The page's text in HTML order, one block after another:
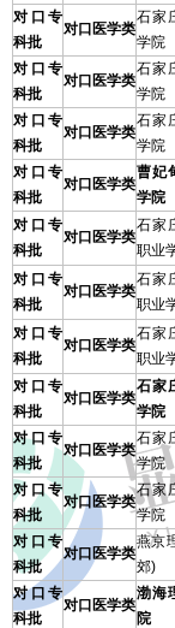
对口专
科批
对口医学类
石家
学院
对口专
科批
对口医学类
石家
学院
对口专
科批
对口医学类
石家
学院
对口专
科批
对口医学类
曹妃
学院
对口专
科批
对口医学类
石家
职业
对口专
科批
对口医学类
石家
职业
对口专
科批
对口医学类
石家
职业
对口专
科批
对口医学类
石家
学院
对口专
科批
对口医学类
石家
学院
对口专
科批
对口医学类
石家
学院
对口专
科批
对口医学类
燕京
郊)
对口专
科批
对口医学类
渤海
院